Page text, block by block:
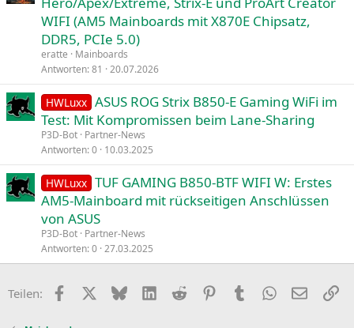
WIFI (AM5 Mainboards mit X870E Chipsatz,
DDR5, PCIe 5.0)
eratte
Mainboards
Antworten 81 20.07.2026
HWLuxx ASUS ROG Strix B850-E Gaming WiFi im
Test: Mit Kompromissen beim Lane-Sharing
P3D-Bot Partner-News
Antworten 0 10.03.2025
HWLuxx TUF GAMING B850-BTF WIFI W: Erstes
AM5-Mainboard mit rückseitigen Anschlüssen
von ASUS
P3D-Bot Partner-News
Antworten 0 27.03.2025
Teilen: Facebook BlueskyLinkedIn
Reddit PinterestTumblr WhatsApp
E-Mail